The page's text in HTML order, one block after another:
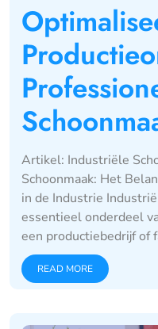
Artikel: Industriële
Schoonmaak: Het
in de Industrie
essentieel onderdeel
een productiebedrijf of
READ MORE